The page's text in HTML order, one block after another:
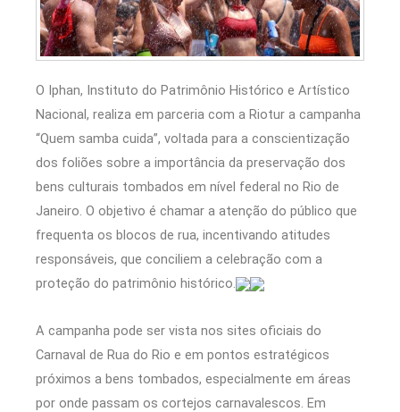
O Iphan, Instituto do Patrimônio Histórico e Artístico
Nacional, realiza em parceria com a Riotur a campanha
“Quem samba cuida”, voltada para a conscientização
dos foliões sobre a importância da preservação dos
bens culturais tombados em nível federal no Rio de
Janeiro. O objetivo é chamar a atenção do público que
frequenta os blocos de rua, incentivando atitudes
responsáveis, que conciliem a celebração com a
proteção do patrimônio histórico.
A campanha pode ser vista nos sites oficiais do
Carnaval de Rua do Rio e em pontos estratégicos
próximos a bens tombados, especialmente em áreas
por onde passam os cortejos carnavalescos. Em